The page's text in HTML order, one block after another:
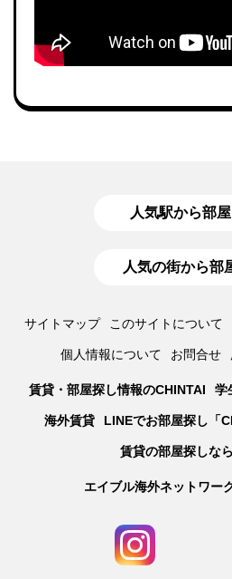
人気駅から部
人気の街から部
サイトマップ このサイトについて
個人情報について お問合せ
賃貸・部屋探し情報のCHINTAI 学
海外賃貸 LINEでお部屋探し「
賃貸の部屋探しな
エイブル海外ネットワー